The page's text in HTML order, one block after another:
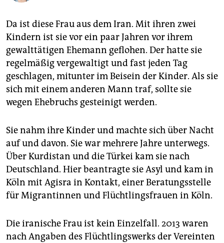
fragen & hilfe
unterstützen
abo
genossenschaft
epaper login
Da ist diese Frau aus dem Iran. Mit ihren zwei
Kindern ist sie vor ein paar Jahren vor ihrem
gewalttätigen Ehemann geflohen. Der hatte sie
regelmäßig vergewaltigt und fast jeden Tag
geschlagen, mitunter im Beisein der Kinder. Als sie
sich mit einem anderen Mann traf, sollte sie
wegen Ehebruchs gesteinigt werden.
Sie nahm ihre Kinder und machte sich über Nacht
auf und davon. Sie war mehrere Jahre unterwegs.
Über Kurdistan und die Türkei kam sie nach
Deutschland. Hier beantragte sie Asyl und kam in
Köln mit Agisra in Kontakt, einer Beratungsstelle
für Migrantinnen und Flüchtlingsfrauen in Köln.
Die iranische Frau ist kein Einzelfall. 2013 waren
nach Angaben des Flüchtlingswerks der Vereinten